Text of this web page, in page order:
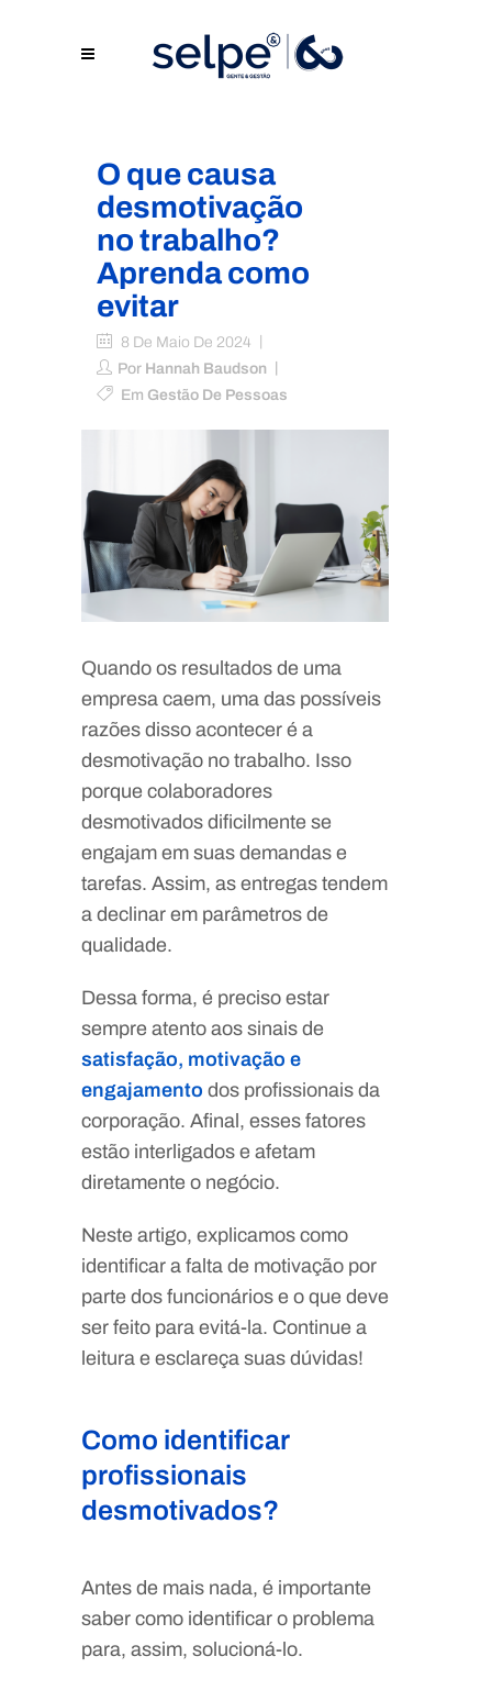
O que causa
desmotivação
no trabalho?
Aprenda como
evitar
8 De Maio De 2024
Por Hannah Baudson
Em Gestão De Pessoas
Quando os resultados de uma
empresa caem, uma das possíveis
razões disso acontecer é a
desmotivação no trabalho. Isso
porque colaboradores
desmotivados dificilmente se
engajam em suas demandas e
tarefas. Assim, as entregas tendem
a declinar em parâmetros de
qualidade.
Dessa forma, é preciso estar
sempre atento aos sinais de
satisfação, motivação e
engajamento dos profissionais da
corporação. Afinal, esses fatores
estão interligados e afetam
diretamente o negócio.
Neste artigo, explicamos como
identificar a falta de motivação por
parte dos funcionários e o que deve
ser feito para evitá-la. Continue a
leitura e esclareça suas dúvidas!
Como identificar
profissionais
desmotivados?
Antes de mais nada, é importante
saber como identificar o problema
para, assim, solucioná-lo.